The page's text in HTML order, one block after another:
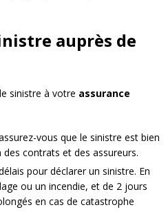
auprès de
sinistre à votre assurance
vous que le sinistre est bien
contrats et des assureurs.
pour déclarer un sinistre. En
ou un incendie, et de 2 jours
en cas de catastrophe